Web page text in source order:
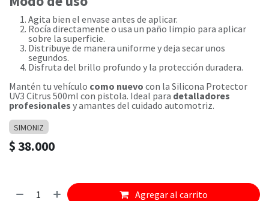
Agita bien el envase antes de aplicar.
Rocía directamente o usa un paño limpio para aplicar
sobre la superficie.
Distribuye de manera uniforme y deja secar unos
segundos.
Disfruta del brillo profundo y la protección duradera.
Mantén tu vehículo como nuevo con la Silicona Protector
UV3 Citrus 500ml con pistola. Ideal para detalladores
profesionales y amantes del cuidado automotriz.
SIMONIZ
$38.000
Agregar al carrito